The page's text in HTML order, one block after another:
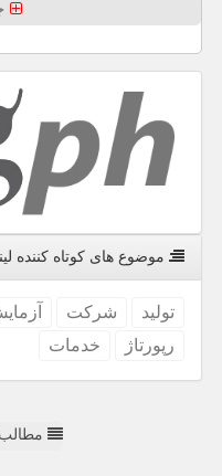
موضوع های كوتاه كننده
تولید شركت
رپورتاژ
خدمات
مطالب